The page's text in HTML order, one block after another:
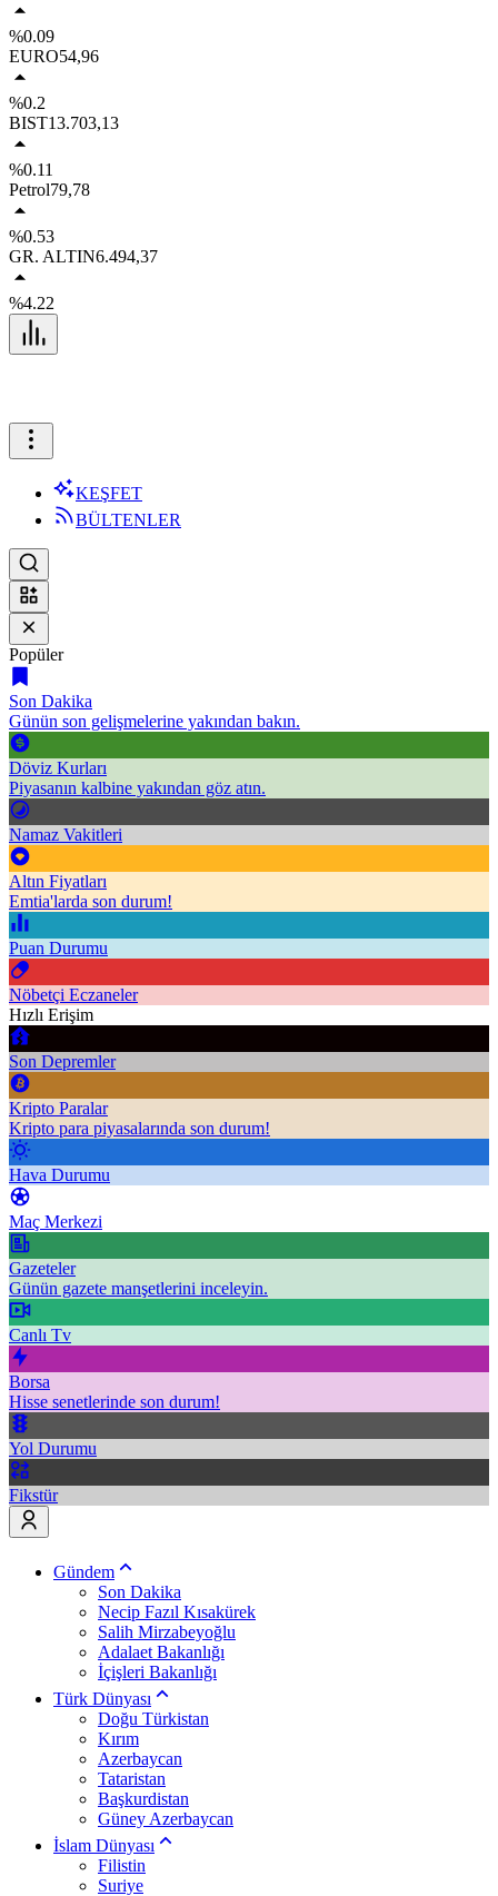
%0.09
EURO54,96
%0.2
BIST13.703,13
%0.11
Petrol79,78
%0.53
GR. ALTIN6.494,37
%4.22
KEŞFET
BÜLTENLER
Popüler
Son Dakika
Günün son gelişmelerine yakından bakın.
Döviz Kurları
Piyasanın kalbine yakından göz atın.
Namaz Vakitleri
Altın Fiyatları
Emtia'larda son durum!
Puan Durumu
Nöbetçi Eczaneler
Hızlı Erişim
Son Depremler
Kripto Paralar
Kripto para piyasalarında son durum!
Hava Durumu
Maç Merkezi
Gazeteler
Günün gazete manşetlerini inceleyin.
Canlı Tv
Borsa
Hisse senetlerinde son durum!
Yol Durumu
Fikstür
Gündem
Son Dakika
Necip Fazıl Kısakürek
Salih Mirzabeyoğlu
Adalaet Bakanlığı
İçişleri Bakanlığı
Türk Dünyası
Doğu Türkistan
Kırım
Azerbaycan
Tataristan
Başkurdistan
Güney Azerbaycan
İslam Dünyası
Filistin
Suriye